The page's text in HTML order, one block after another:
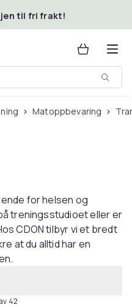
til fri frakt!
Matoppbevaring
for helsen og
treningsstudioet eller er
CDON tilbyr vi et bredt
at du alltid har en
42